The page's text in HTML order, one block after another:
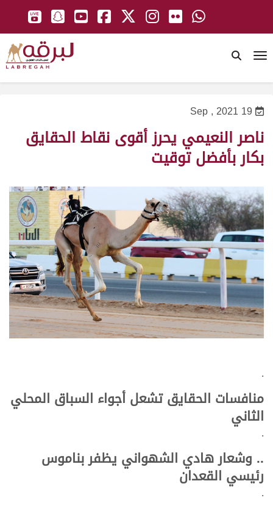
19 Sep , 2021
ناصر النعيمي يحرز أقوى نقاط الحقايق
بكار بأفضل توقيت
.
منافسات الحقايق تشعل أجواء السباق المحلي
الثاني
.
.. وشعار هادي الشهواني يظفر بناموس
رئيسي القعدان
.